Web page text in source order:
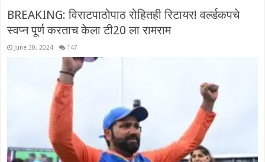
BREAKING: विराटपाठोपाठ रोहितही रिटायर! वर्ल्डकपचे
स्वप्न पूर्ण करताच केला टी20 ला रामराम
June 30, 2024 147